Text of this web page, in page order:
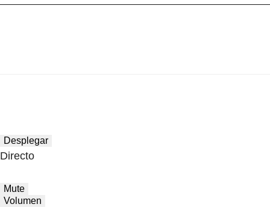
Desplegar
Directo
Mute
Volumen